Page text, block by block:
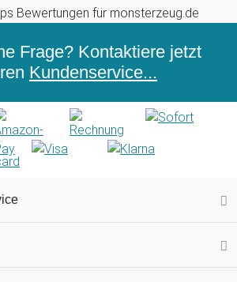
Frage? Kontaktiere jetzt
Kundenservice...